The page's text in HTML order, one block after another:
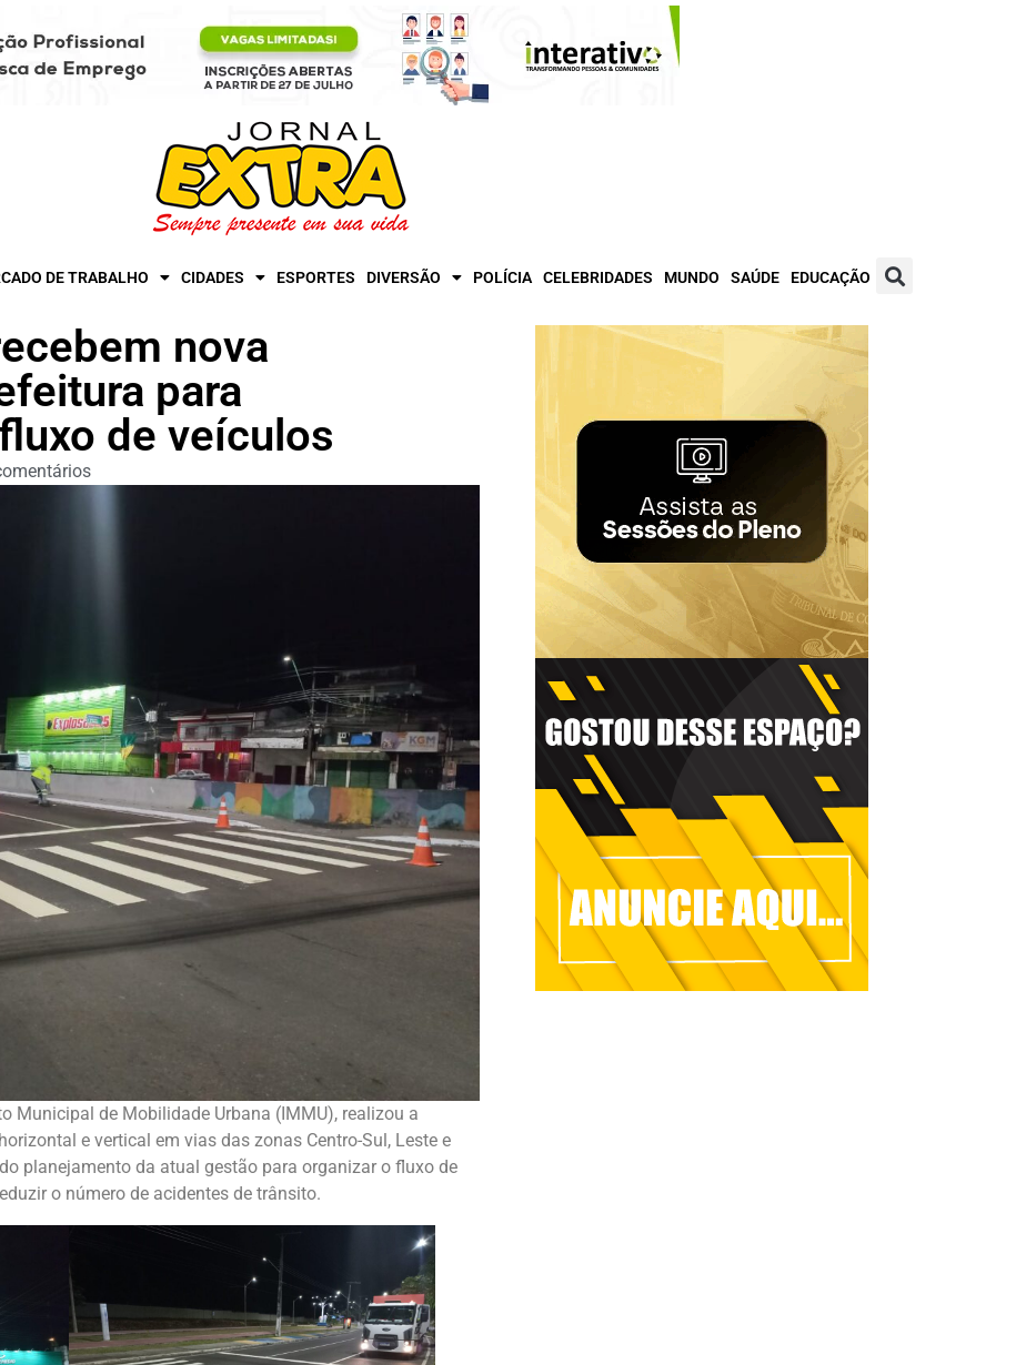
DE TRABALHO CIDADES ESPORTES DIVERSÃO POLÍCIA CELEBRIDADES MUNDO SAÚDE EDUCAÇÃO
nova
para
de veículos
Municipal de Mobilidade Urbana (IMMU), realizou a
e vertical em vias das zonas Centro-Sul, Leste e
planejamento da atual gestão para organizar o fluxo de
o número de acidentes de trânsito.